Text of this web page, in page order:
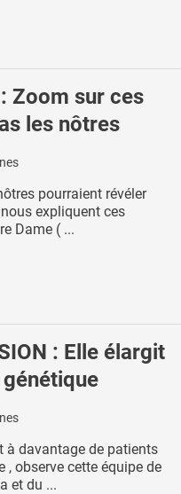
Zoom sur ces
les nôtres
pourraient révéler
expliquent ces
Dame ( ...
: Elle élargit
génétique
à davantage de patients
observe cette équipe de
et du ...